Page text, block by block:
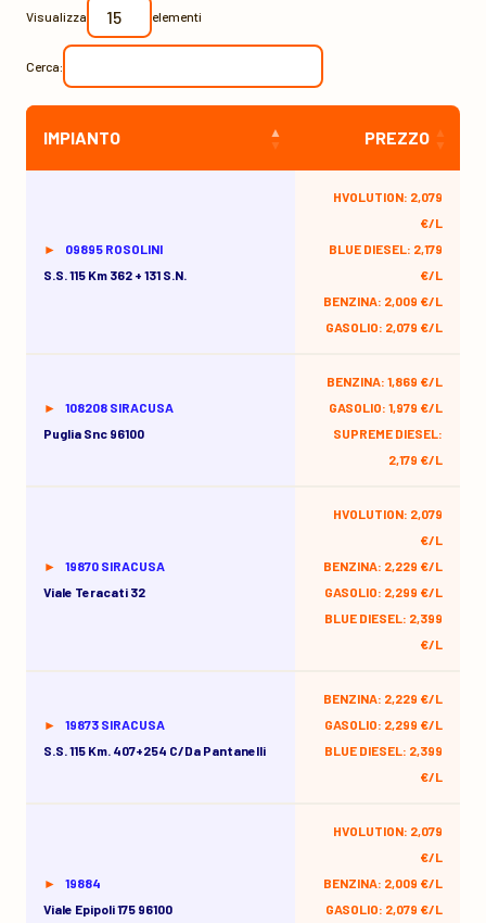
Visualizza elementi
Cerca:
IMPIANTO PREZZO
09895 ROSOLINI
S.s. 115 Km 362 + 131 S.n.
HVOLUTION: 2,079
€/L
BLUE DIESEL: 2,179
€/L
BENZINA: 2,009 €/L
GASOLIO: 2,079 €/L
108208 SIRACUSA
Puglia Snc 96100
BENZINA: 1,869 €/L
GASOLIO: 1,979 €/L
SUPREME DIESEL:
2,179 €/L
19870 SIRACUSA
Viale Teracati 32
HVOLUTION: 2,079
€/L
BENZINA: 2,229 €/L
GASOLIO: 2,299 €/L
BLUE DIESEL: 2,399
€/L
19873 SIRACUSA
S.s. 115 Km. 407+254 C/da Pantanelli
BENZINA: 2,229 €/L
GASOLIO: 2,299 €/L
BLUE DIESEL: 2,399
€/L
19884
Viale Epipoli 175 96100
HVOLUTION: 2,079
€/L
BENZINA: 2,009 €/L
GASOLIO: 2,079 €/L